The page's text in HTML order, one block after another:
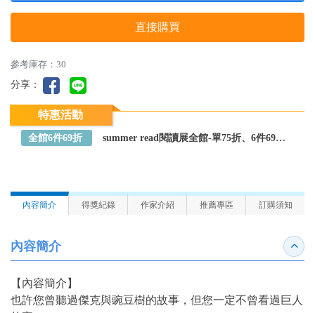
直接購買
參考庫存：30
分享：
特惠活動
全館6件69折 summer read閱讀展全館-單75折、6件69折～全館任選
內容簡介 得獎紀錄 作家介紹 推薦專區 訂購須知
內容簡介 收合
【內容簡介】
也許您曾聽過傑克與豌豆樹的故事，但您一定不曾看過巨人